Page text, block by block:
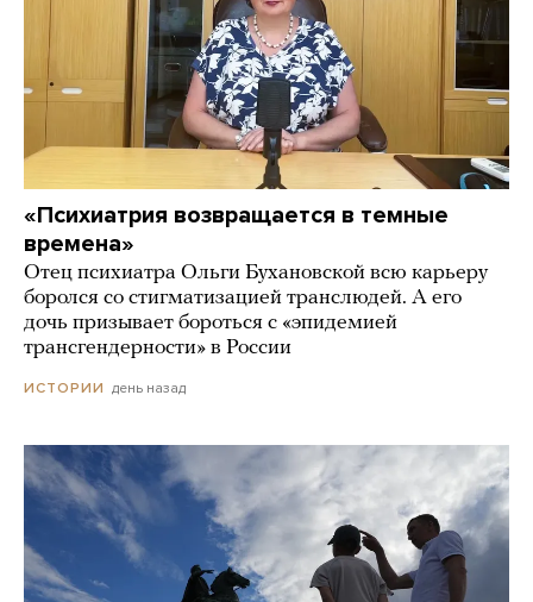
«Психиатрия возвращается в темные
времена»
Отец психиатра Ольги Бухановской всю карьеру
боролся со стигматизацией транслюдей. А его
дочь призывает бороться с «эпидемией
трансгендерности» в России
ИСТОРИИ день назад